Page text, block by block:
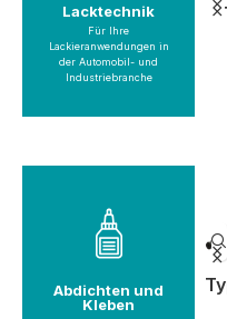
Lacktechnik
Für Ihre
Lackieranwendungen in
der Automobil- und
Industriebranche
Lacktechnik
Typ 18
Abdichten und
Kleben
Kleben
Produkte
anzeigen
Typ 10